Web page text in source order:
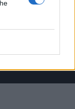
alla rimozione.
di informazione di